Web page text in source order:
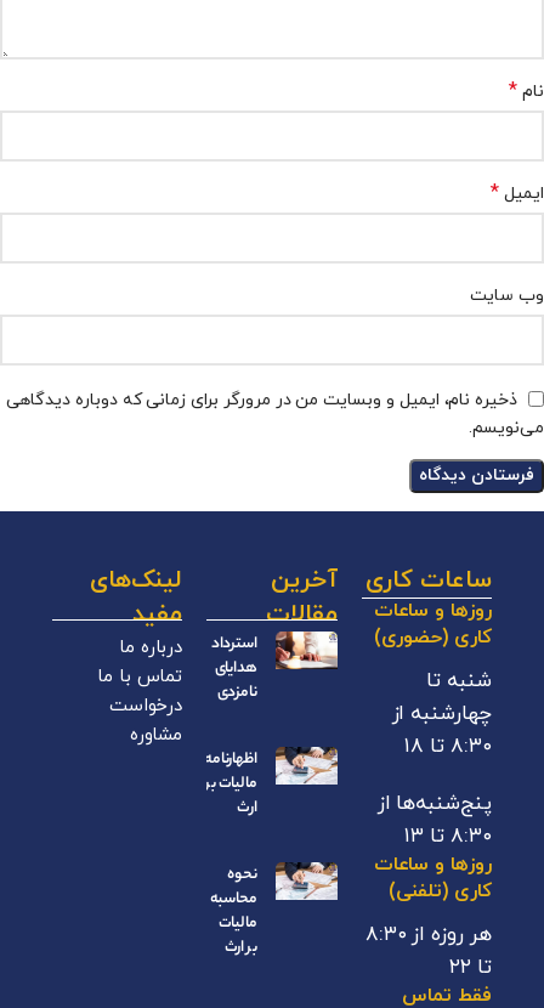
نام*
ایمیل*
وب‌ سایت
ذخیره نام، ایمیل و وبسایت من در مرورگر برای زمانی که دوباره دیدگاهی
می‌نویسم.
ساعات کاری
روزها و ساعات
کاری (حضوری)
شنبه تا
چهارشنبه از
۸:۳۰ تا ۱۸
پنج‌شنبه‌ها از
۸:۳۰ تا ۱۳
روزها و ساعات
کاری (تلفنی)
هر روزه از ۸:۳۰
تا ۲۲
فقط تماس
آخرین
مقالات
استرداد
هدایای
نامزدی
اظهارنامه
مالیات بر
ارث
نحوه
محاسبه
مالیات
بر ارث
لینک‌های
مفید
درباره ما
تماس با ما
درخواست
مشاوره